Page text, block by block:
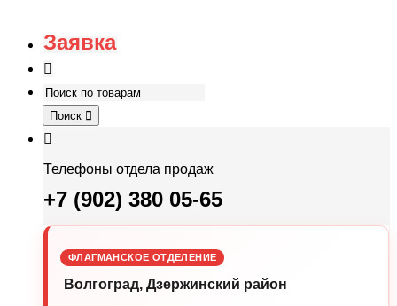
Заявка
Поиск
Телефоны отдела продаж
+7 (902) 380 05-65
ФЛАГМАНСКОЕ ОТДЕЛЕНИЕ
Волгоград, Дзержинский район